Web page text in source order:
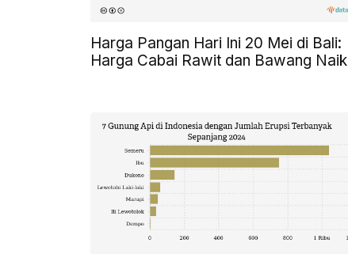
Harga Pangan Hari Ini 20 Mei di Bali:
Harga Cabai Rawit dan Bawang Naik